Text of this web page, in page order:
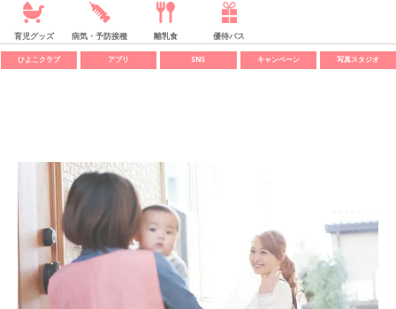
育児グッズ 病気・予防接種 離乳食 優待パス
ひよこクラブ アプリ SNS キャンペーン 写真スタジオ